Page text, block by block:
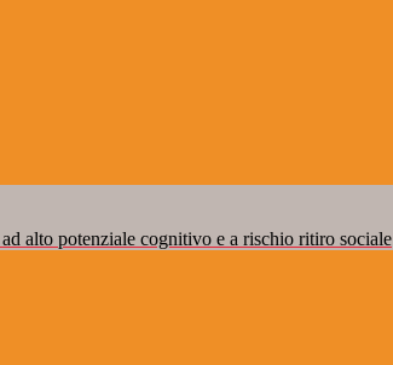
alto potenziale cognitivo e a rischio ritiro sociale